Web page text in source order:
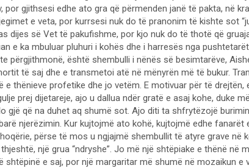
por gjithsesi edhe ato gra që përmenden janë të pakta, në
e veta, por kurrsesi nuk do të pranonim të kishte sot
dijes së Vet të pakufishme, por kjo nuk do të thotë që
e ka mbuluar pluhuri i kohës dhe i harresës nga
përgjithmonë, është shembulli i nënës së besimtarëve,
të saj dhe e transmetoi atë në mënyrën më të bukur.
thënieve profetike dhe jo vetëm. E motivuar për të drejtën,
prej dijetareje, ajo u dallua ndër gratë e asaj kohe, duke
gjë që na duhet aq shumë sot. Ajo diti ta shfrytëzojë
njerëzimin. Kur kujtojmë ato kohë, kujtojmë edhe fanarët
përse të mos u ngjajmë shembullit të atyre grave në
një grua “ndryshe”. Jo më një shtëpiake e thënë në
e saj, por një margaritar më shumë në mozaikun e